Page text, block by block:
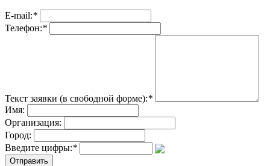
E-mail:*
Телефон:*
Текст заявки (в свободной форме):*
Имя:
Организация:
Город:
Введите цифры:*